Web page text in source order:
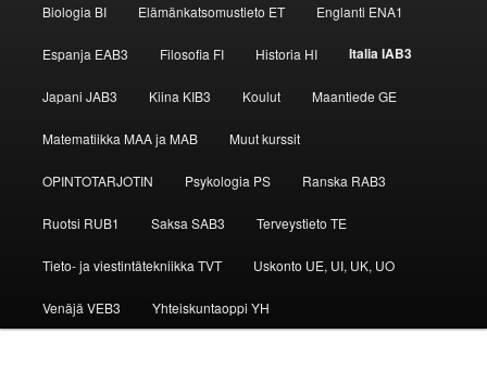
Biologia BI Elämänkatsomustieto ET Englanti ENA1
Espanja EAB3 Filosofia FI Historia HI Italia IAB3
Japani JAB3 Kiina KIB3 Koulut Maantiede GE
Matematiikka MAA ja MAB Muut kurssit
OPINTOTARJOTIN Psykologia PS Ranska RAB3
Ruotsi RUB1 Saksa SAB3 Terveystieto TE
Tieto- ja viestintätekniikka TVT Uskonto UE, UI, UK, UO
Venäjä VEB3 Yhteiskuntaoppi YH